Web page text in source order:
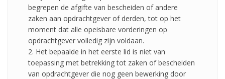
begrepen de afgifte van bescheiden of andere
zaken aan opdrachtgever of derden, tot op het
moment dat alle opeisbare vorderingen op
opdrachtgever volledig zijn voldaan.
2. Het bepaalde in het eerste lid is niet van
toepassing met betrekking tot zaken of bescheiden
van opdrachtgever die nog geen bewerking door